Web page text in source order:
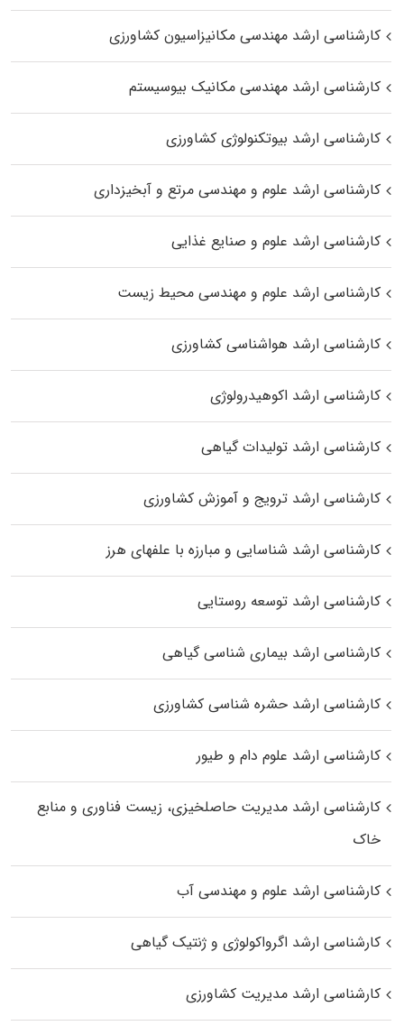
کارشناسی ارشد مهندسی مکانیزاسیون کشاورزی
کارشناسی ارشد مهندسی مکانیک بیوسیستم
کارشناسی ارشد بیوتکنولوژی کشاورزی
کارشناسی ارشد علوم و مهندسی مرتع و آبخیزداری
کارشناسی ارشد علوم و صنایع غذایی
کارشناسی ارشد علوم و مهندسی محیط زیست
کارشناسی ارشد هواشناسی کشاورزی
کارشناسی ارشد اکوهیدرولوژی
کارشناسی ارشد تولیدات گیاهی
کارشناسی ارشد ترویج و آموزش کشاورزی
کارشناسی ارشد شناسایی و مبارزه با علفهای هرز
کارشناسی ارشد توسعه روستایی
کارشناسی ارشد بیماری‌ شناسی گیاهی
کارشناسی ارشد حشره‌ شناسی کشاورزی
کارشناسی ارشد علوم دام و طیور
کارشناسی ارشد مدیریت حاصلخیزی، زیست فناوری و منابع
خاک
کارشناسی ارشد علوم و مهندسی آب
کارشناسی ارشد اگرواکولوژی و ژنتیک گیاهی
کارشناسی ارشد مدیریت کشاورزی